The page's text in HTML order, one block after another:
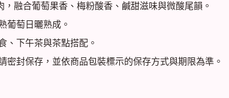
，融合葡萄果香、梅粉酸香、鹹甜滋味與微酸尾韻。
葡萄日曬熟成。
、下午茶與茶點搭配。
密封保存，並依商品包裝標示的保存方式與期限為準。